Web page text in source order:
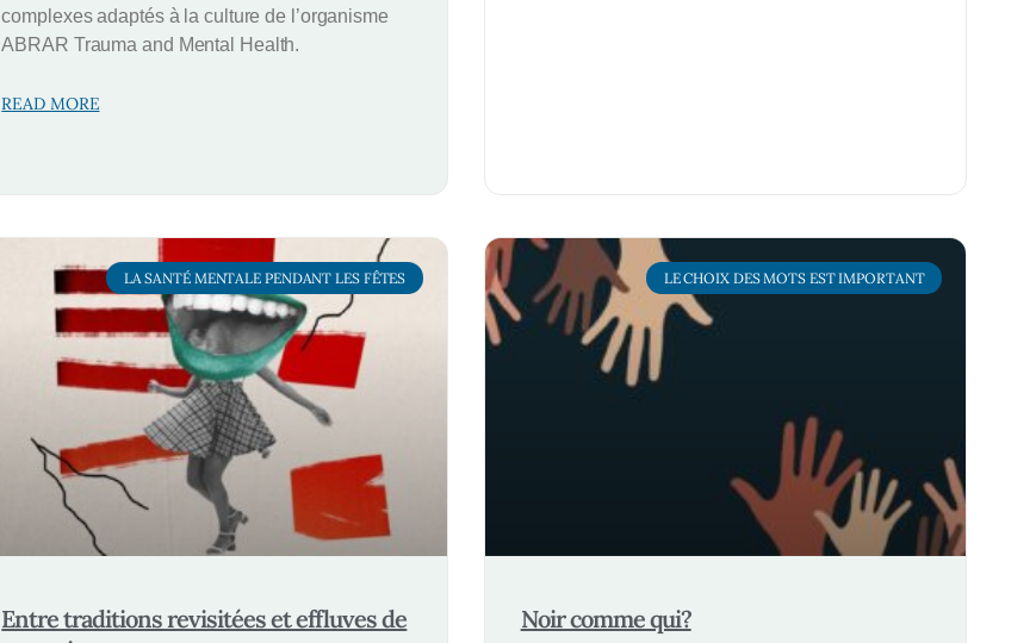
complexes adaptés à la culture de l’organisme
ABRAR Trauma and Mental Health.
READ MORE
LA SANTÉ MENTALE PENDANT LES FÊTES
Entre traditions revisitées et effluves de
LE CHOIX DES MOTS EST IMPORTANT
Noir comme qui?